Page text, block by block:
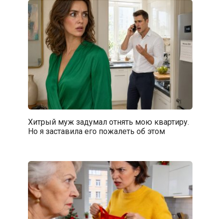
Хитрый муж задумал отнять мою квартиру.
Но я заставила его пожалеть об этом